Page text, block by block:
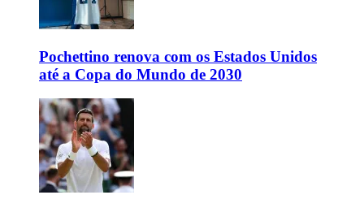
Pochettino renova com os Estados Unidos
até a Copa do Mundo de 2030